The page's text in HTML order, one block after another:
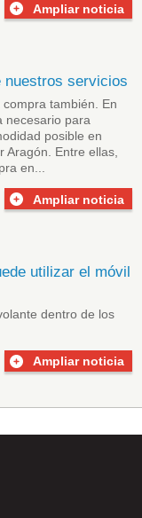
Ampliar noticia
nuestros servicios
también. En
necesario para
posible en
Entre ellas,
en...
Ampliar noticia
utilizar el móvil
dentro de los
Ampliar noticia